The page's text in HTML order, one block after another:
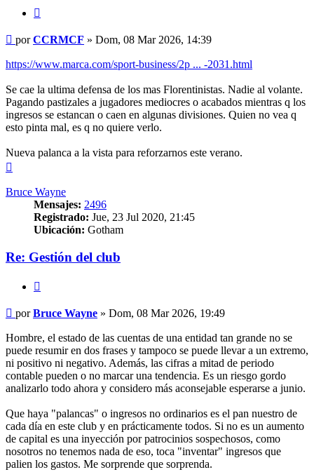
Mensaje
porCCRMCF » Dom, 08 Mar 2026, 14:39
https://www.marca.com/sport-business/2p ... -2031.html
Se cae la ultima defensa de los mas Florentinistas. Nadie al volante.
Pagando pastizales a jugadores mediocres o acabados mientras q los
ingresos se estancan o caen en algunas divisiones. Quien no vea q
esto pinta mal, es q no quiere verlo.
Nueva palanca a la vista para reforzarnos este verano.
Bruce Wayne
Mensajes: 2496
Registrado: Jue, 23 Jul 2020, 21:45
Ubicación: Gotham
Re: Gestión del club
Mensaje
porBruce Wayne » Dom, 08 Mar 2026, 19:49
Hombre, el estado de las cuentas de una entidad tan grande no se
puede resumir en dos frases y tampoco se puede llevar a un extremo,
ni positivo ni negativo. Además, las cifras a mitad de periodo
contable pueden o no marcar una tendencia. Es un riesgo gordo
analizarlo todo ahora y considero más aconsejable esperarse a junio.
Que haya "palancas" o ingresos no ordinarios es el pan nuestro de
cada día en este club y en prácticamente todos. Si no es un aumento
de capital es una inyección por patrocinios sospechosos, como
nosotros no tenemos nada de eso, toca "inventar" ingresos que
palien los gastos. Me sorprende que sorprenda.